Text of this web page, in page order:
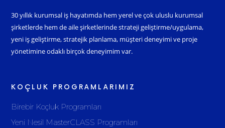
30 yıllık kurumsal iş hayatımda hem yerel ve çok uluslu kurumsal
şirketlerde hem de aile şirketlerinde strateji geliştirme/uygulama,
yeni iş geliştirme, stratejik planlama, müşteri deneyimi ve proje
yönetimine odaklı birçok deneyimim var.
KOÇLUK PROGRAMLARIMIZ
Birebir Koçluk Programları
Yeni Nesil MasterCLASS Programları